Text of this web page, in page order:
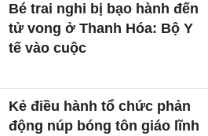
Bé trai nghi bị bạo hành đến
tử vong ở Thanh Hóa: Bộ Y
tế vào cuộc
Kẻ điều hành tổ chức phản
động núp bóng tôn giáo lĩnh